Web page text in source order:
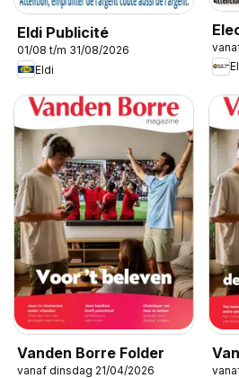
Eldi Publicité
01/08 t/m 31/08/2026
Eldi
Vanden Borre Folder
vanaf dinsdag 21/04/2026